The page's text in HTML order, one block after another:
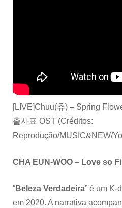
[LIVE]Chuu(츄) – Spring
출사표 OST (Créditos:
Reprodução/MUSIC&NEW/
CHA EUN-WOO – Love so
“Beleza Verdadeira” é um K-
em 2020. A narrativa